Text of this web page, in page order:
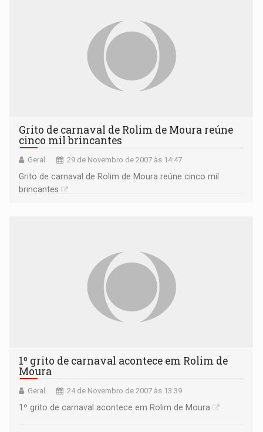
Grito de carnaval de Rolim de Moura reúne
cinco mil brincantes
Geral 29 de Novembro de 2007 às 14:47
Grito de carnaval de Rolim de Moura reúne cinco mil
brincantes
1º grito de carnaval acontece em Rolim de
Moura
Geral 24 de Novembro de 2007 às 13:39
1º grito de carnaval acontece em Rolim de Moura